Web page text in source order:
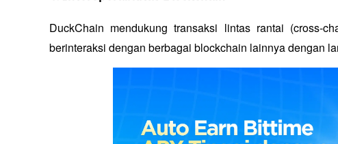
DuckChain mendukung transaksi lintas rantai (cross-
berinteraksi dengan berbagai blockchain lainnya dengan